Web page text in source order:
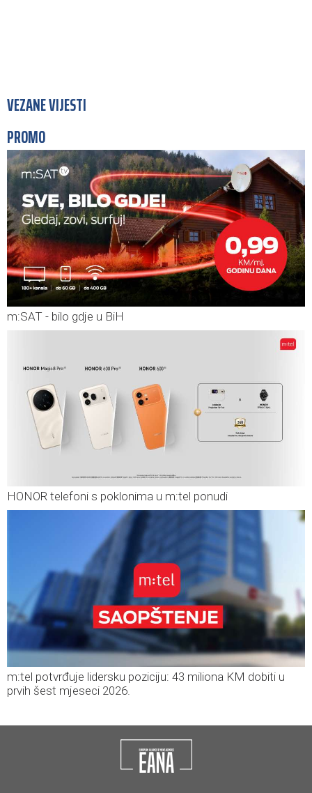
VEZANE VIJESTI
PROMO
m:SAT - bilo gdje u BiH
HONOR telefoni s poklonima u m:tel ponudi
m:tel potvrđuje lidersku poziciju: 43 miliona KM dobiti u
prvih šest mjeseci 2026.